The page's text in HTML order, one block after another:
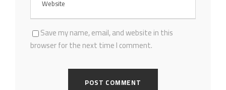
Save my name, email, and website in this
browser for the next time I comment.